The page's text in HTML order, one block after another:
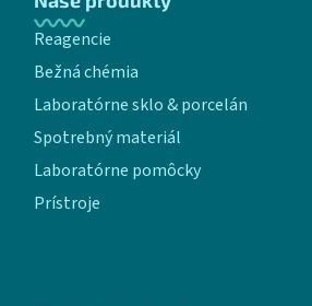
Reagencie
Bežná chémia
Laboratórne sklo & porcelán
Spotrebný materiál
Laboratórne pomôcky
Prístroje